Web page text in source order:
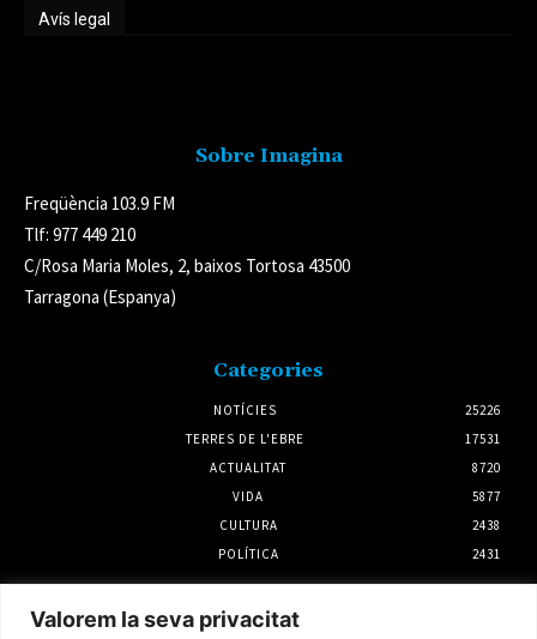
Valorem la seva privacitat
Avís legal
Sobre Imagina
Freqüència 103.9 FM
Tlf: 977 449 210
C/Rosa Maria Moles, 2, baixos Tortosa 43500
Tarragona (Espanya)
Categories
NOTÍCIES
25226
TERRES DE L'EBRE
17531
ACTUALITAT
8720
VIDA
5877
CULTURA
2438
POLÍTICA
2431